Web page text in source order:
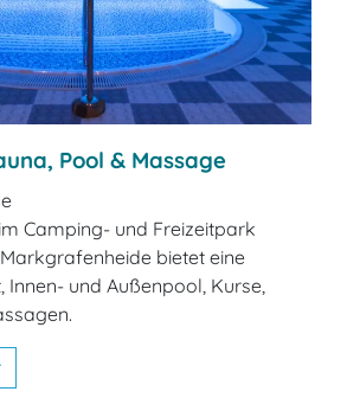
Pool & Massage
Camping- und Freizeitpark
bietet eine
und Außenpool, Kurse,